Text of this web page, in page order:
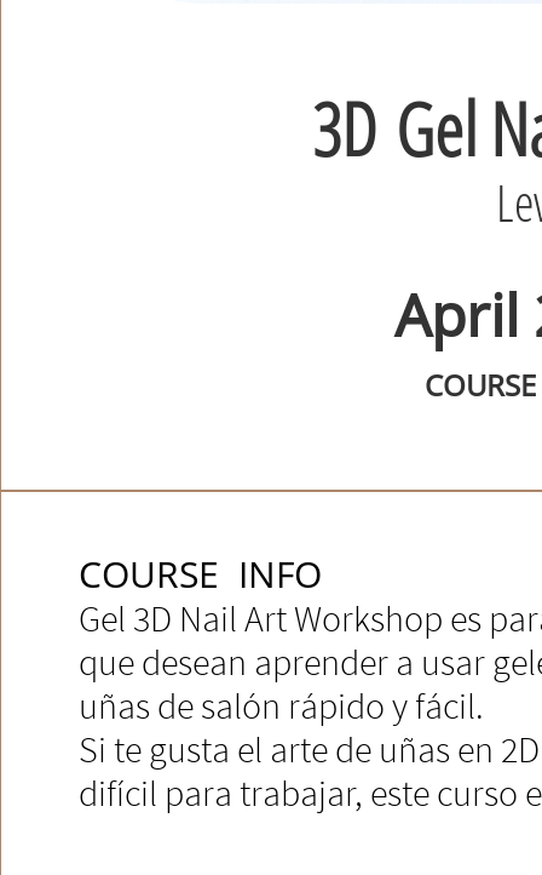
3D Gel
April
COURSE INFO
Gel 3D Nail Art Workshop es
que desean aprender a usar
uñas de salón rápido y fácil.​​​​​​​​
Si te gusta el arte de uñas en
difícil para trabajar, este curso